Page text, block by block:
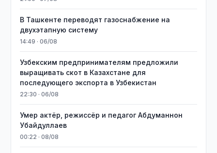
В Ташкенте переводят газоснабжение на
двухэтапную систему
14:49 · 06/08
Узбекским предпринимателям предложили
выращивать скот в Казахстане для
последующего экспорта в Узбекистан
22:30 · 06/08
Умер актёр, режиссёр и педагог Абдуманнон
Убайдуллаев
00:22 · 08/08